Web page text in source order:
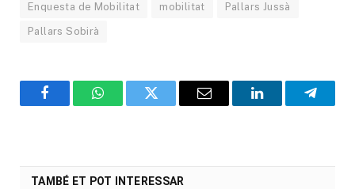
Enquesta de Mobilitat mobilitat Pallars Jussà
Pallars Sobirà
FacebookWhatsAppTwitter Email LinkedIn
TAMBÉ ET POT INTERESSAR